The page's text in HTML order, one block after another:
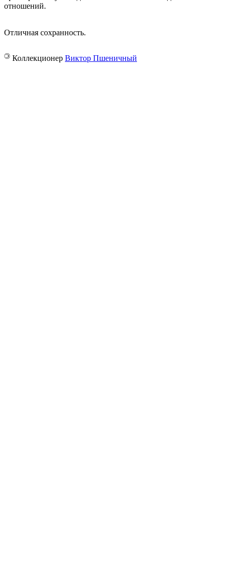
отношений.
Отличная сохранность.
© Коллекционер Виктор Пшеничный